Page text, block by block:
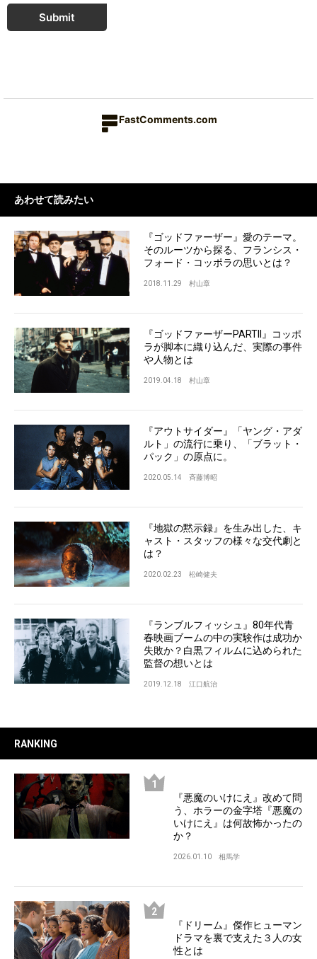
Submit
FastComments.com
あわせて読みたい
『ゴッドファーザー』愛のテーマ。
そのルーツから探る、フランシス・
フォード・コッポラの思いとは？
2018.11.29 村山章
『ゴッドファーザーPARTII』コッポ
ラが脚本に織り込んだ、実際の事件
や人物とは
2019.04.18 村山章
『アウトサイダー』「ヤング・アダ
ルト」の流行に乗り、「ブラット・
パック」の原点に。
2020.05.14 斉藤博昭
『地獄の黙示録』を生み出した、キ
ャスト・スタッフの様々な交代劇と
は？
2020.02.23 松崎健夫
『ランブルフィッシュ』80年代青
春映画ブームの中の実験作は成功か
失敗か？白黒フィルムに込められた
監督の想いとは
2019.12.18 江口航治
RANKING
『悪魔のいけにえ』改めて問
う、ホラーの金字塔『悪魔の
いけにえ』は何故怖かったの
か？
2026.01.10 相馬学
『ドリーム』傑作ヒューマン
ドラマを裏で支えた３人の女
性とは